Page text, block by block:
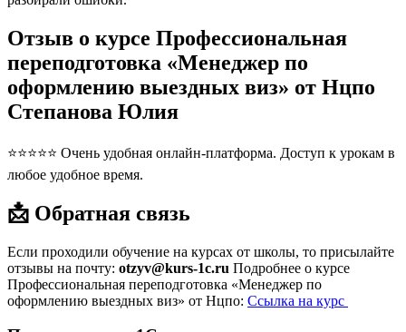
Отзыв о курсе Профессиональная
переподготовка «Менеджер по
оформлению выездных виз» от Нцпо
Степанова Юлия
⭐⭐⭐⭐⭐ Очень удобная онлайн-платформа. Доступ к урокам в
любое удобное время.
📩 Обратная связь
Если проходили обучение на курсах от школы, то присылайте
отзывы на почту: otzyv@kurs-1c.ru Подробнее о курсе
Профессиональная переподготовка «Менеджер по
оформлению выездных виз» от Нцпо: Ссылка на курс